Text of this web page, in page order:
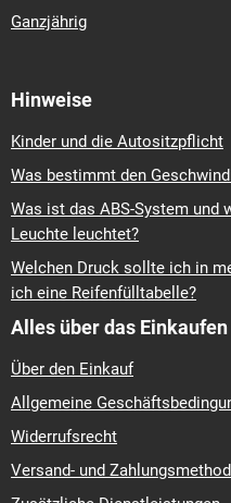
Ganzjährig
Hinweise
Kinder und die Autositzpflicht
Was bestimmt den
Was ist das ABS-System und
Leuchte leuchtet?
Welchen Druck sollte ich in
ich eine Reifenfülltabelle?
Alles über das Einkaufen
Über den Einkauf
Allgemeine
Widerrufsrecht
Versand- und